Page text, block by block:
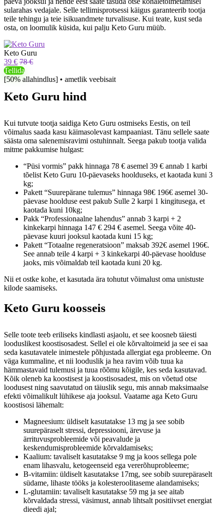
sularahas vedajale. Selle tellimisprotsessi käigus garanteerib tootja
teile tehingu ja teie isikuandmete turvalisuse. Kui teate, kust seda
osta, on loomulik küsida, kui palju Keto Guru müüb.
Keto Guru
39 € 78 €
Tellida
[50% allahindlus] • ametlik veebisait
Keto Guru hind
Kui tutvute tootja saidiga Keto Guru ostmiseks Eestis, on teil
võimalus saada kasu käimasolevast kampaaniast. Tänu sellele saate
säästa oma salenemisravimi ostuhinnalt. Seega pakub tootja valida
mitme pakkumise hulgast:
“Püsi vormis” pakk hinnaga 78 € asemel 39 € annab 1 karbi
tõelist Keto Guru 10-päevaseks hoolduseks, et kaotada kuni 3
kg;
Pakett “Suurepärane tulemus” hinnaga 98€ 196€ asemel 30-
päevase hoolduse eest pakub Sulle 2 karpi 1 kingitusega, et
kaotada kuni 10kg;
Pakk “Professionaalne lahendus” annab 3 karpi + 2
kinkekarpi hinnaga 147 € 294 € asemel. Seega võite 40-
päevase kuuri jooksul kaotada kuni 15 kg;
Pakett “Totaalne regeneratsioon” maksab 392€ asemel 196€.
See annab teile 4 karpi + 3 kinkekarpi 40-päevase hoolduse
jaoks, mis võimaldab teil kaotada kuni 20 kg.
Nii et ostke kohe, et kasutada ära tohutut võimalust oma unistuste
kilode saamiseks.
Keto Guru koosseis
Selle toote teeb eriliseks kindlasti asjaolu, et see koosneb täiesti
looduslikest koostisosadest. Sellel ei ole kõrvaltoimeid ja see ei saa
seda kasutavatele inimestele põhjustada allergiat ega probleeme. On
väga kummaline, et nii looduslik ja hea ravim võib tuua ka
hämmastavaid tulemusi ja tuua rõõmu kõigile, kes seda kasutavad.
Kõik oleneb ka koostisest ja koostisosadest, mis on võetud otse
loodusest ning saavutatud on täiuslik segu, mis annab maksimaalse
efekti võimalikult lühikese aja jooksul. Vaatame aga Keto Guru
koostisosi lähemalt:
Magneesium: üldiselt kasutatakse 13 mg ja see sobib
suurepäraselt stressi, depressiooni, ärevuse ja
ärrituvusprobleemide või peavalude ja
keskendumisprobleemide kõrvaldamiseks;
Kaalium: tavaliselt kasutatakse 9 mg ja koos sellega pole
enam lihasvalu, ketogeenseid ega vererõhuprobleeme;
B-vitamiin: üldiselt kasutatakse 17mg, see sobib suurepäraselt
südame, lihaste tööks ja kolesteroolitaseme alandamiseks;
L-glutamiin: tavaliselt kasutatakse 59 mg ja see aitab
kõrvaldada stressi, väsimust, annab lihtsalt positiivset energiat
dieedi ajal;